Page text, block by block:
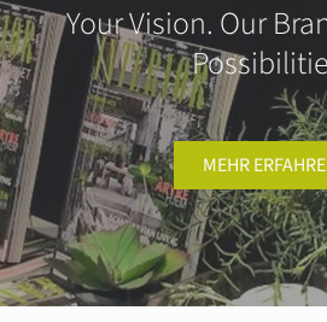
Your Vision. Our
MEHR